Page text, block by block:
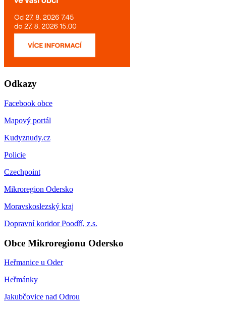
Odkazy
Facebook obce
Mapový portál
Kudyznudy.cz
Policie
Czechpoint
Mikroregion Odersko
Moravskoslezský kraj
Dopravní koridor Poodří, z.s.
Obce Mikroregionu Odersko
Heřmanice u Oder
Heřmánky
Jakubčovice nad Odrou